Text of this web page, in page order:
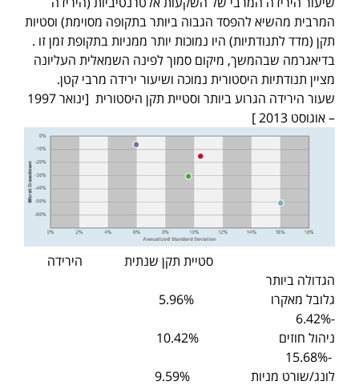
המרבית מהשיא להפסד הגבוה ביותר בתקופה מסוימת) וסטיות
תקן (מדד לתנודתיות) היו נמוכות יותר ממניות בתקופת זמן זו .
בדיאגרמה שבהמשך, מיקום סמוך לפינה השמאלית העליונה
מציין תנודתיות היסטורית נמוכה ושיעור ירידה מרבי קטן.
שעור הירידה הגרוע ביותר וסטיית תקן היסטורית [ינואר 1997
– אוגוסט 2013 ]
סטיית תקן שנתית הירידה
הגדולה ביותר
-6.42%
-15.68%